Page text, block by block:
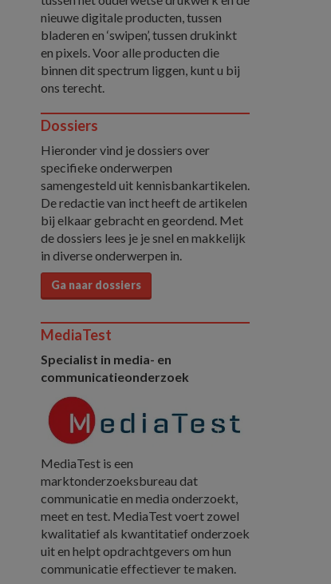
nieuwe digitale producten, tussen
bladeren en ‘swipen’, tussen drukinkt
en pixels. Voor alle producten die
binnen dit spectrum liggen, kunt u bij
ons terecht.
Dossiers
Hieronder vind je dossiers over
specifieke onderwerpen
samengesteld uit kennisbankartikelen.
De redactie van inct heeft de artikelen
bij elkaar gebracht en geordend. Met
de dossiers lees je je snel en makkelijk
in diverse onderwerpen in.
Ga naar dossiers
MediaTest
Specialist in media- en
communicatieonderzoek
MediaTest is een
marktonderzoeksbureau dat
communicatie en media onderzoekt,
meet en test. MediaTest voert zowel
kwalitatief als kwantitatief onderzoek
uit en helpt opdrachtgevers om hun
communicatie effectiever te maken.